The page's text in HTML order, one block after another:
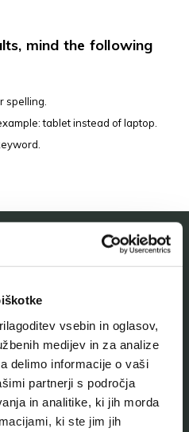
vsebin in oglasov,
medijev in za analize
delimo informacije o vaši
partnerji s področja
in analitike, ki jih morda
ki ste jim jih
mind the following
spelling.
tablet instead of laptop.